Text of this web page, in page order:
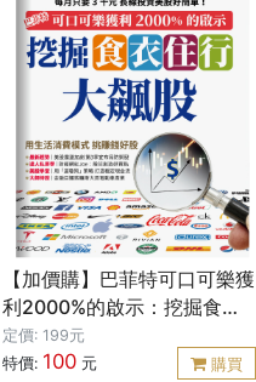
被「大家都這麼做」牽著走
時， 馬斯克選擇從物理學的最
底層重新拆解問題， 這才是你
在變動時代看見真正贏面的關
鍵。 ● 極限執行：在最混亂
的局面中，縮短修正週期 火箭
爆炸、資金耗盡、公司瀕臨倒
閉…… 面對危機，馬斯克不是
靠熱血硬撐，而是依靠極度理
性的執行系統。 從著名的五步
工程法，到快速試錯、持續迭
代的工作哲學， 讓他在最短時
間修正，找出通往成功的路
徑。 ● 鋼鐵團隊：拒絕官
僚，把籌碼推回牌桌上 從
【加價購】巴菲特可口可樂獲
利2000%的啟示：挖掘食衣
住行大飆股
定價: 199元
特價: 100 元 購買